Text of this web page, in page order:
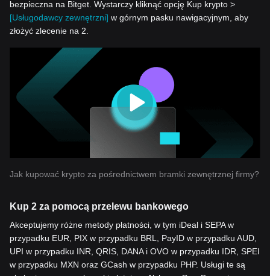
bezpieczna na Bitget. Wystarczy kliknąć opcję Kup krypto >
[Usługodawcy zewnętrzni] w górnym pasku nawigacyjnym, aby
złożyć zlecenie na 2.
Jak kupować krypto za pośrednictwem bramki zewnętrznej firmy?
Kup 2 za pomocą przelewu bankowego
Akceptujemy różne metody płatności, w tym iDeal i SEPA w
przypadku EUR, PIX w przypadku BRL, PayID w przypadku AUD,
UPI w przypadku INR, QRIS, DANA i OVO w przypadku IDR, SPEI
w przypadku MXN oraz GCash w przypadku PHP. Usługi te są